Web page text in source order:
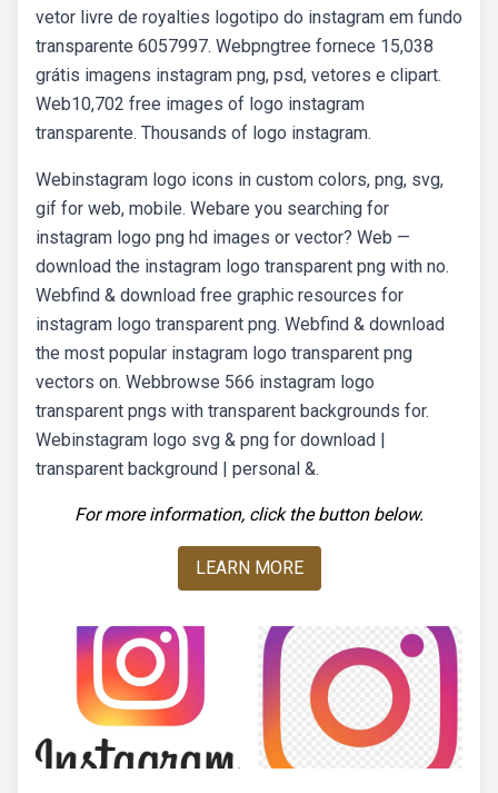
vetor livre de royalties logotipo do instagram em fundo
transparente 6057997. Webpngtree fornece 15,038
grátis imagens instagram png, psd, vetores e clipart.
Web10,702 free images of logo instagram
transparente. Thousands of logo instagram.
Webinstagram logo icons in custom colors, png, svg,
gif for web, mobile. Webare you searching for
instagram logo png hd images or vector? Web —
download the instagram logo transparent png with no.
Webfind & download free graphic resources for
instagram logo transparent png. Webfind & download
the most popular instagram logo transparent png
vectors on. Webbrowse 566 instagram logo
transparent pngs with transparent backgrounds for.
Webinstagram logo svg & png for download |
transparent background | personal &.
For more information, click the button below.
LEARN MORE